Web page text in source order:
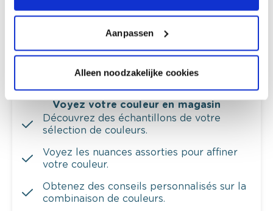
Aanpassen
Alleen noodzakelijke cookies
Obtenez un contrôle technologique de vos
Voyez votre couleur en magasin
Découvrez des échantillons de votre
sélection de couleurs.
Voyez les nuances assorties pour affiner
votre couleur.
Obtenez des conseils personnalisés sur la
combinaison de couleurs.